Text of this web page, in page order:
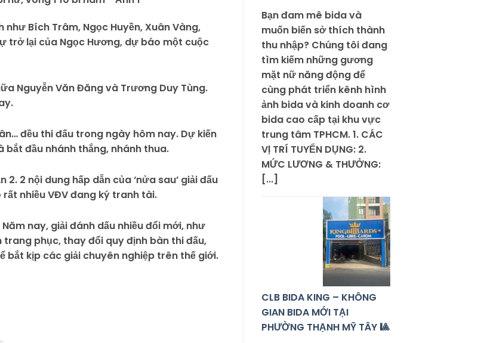
Bích Trâm, Ngọc Huyền, Xuân Vàng,
trở lại của Ngọc Hương, dự báo một cuộc
Nguyễn Văn Đăng và Trương Duy Tùng.
đều thi đấu trong ngày hôm nay. Dự kiến
bắt đầu nhánh thắng, nhánh thua.
2 nội dung hấp dẫn của ‘nửa sau’ giải đấu
nhiều VĐV đang ký tranh tài.
nay, giải đánh dấu nhiều đổi mới, như
phục, thay đổi quy định bàn thi đấu,
bắt kịp các giải chuyên nghiệp trên thế giới.
Bạn đam mê bida và
muốn biến sở thích thành
thu nhập? Chúng tôi đang
tìm kiếm những gương
mặt nữ năng động để
cùng phát triển kênh hình
ảnh bida và kinh doanh cơ
bida cao cấp tại khu vực
trung tâm TPHCM. 1. CÁC
VỊ TRÍ TUYỂN DỤNG: 2.
MỨC LƯƠNG & THƯỞNG:
[...]
CLB BIDA KING – KHÔNG
GIAN BIDA MỚI TẠI
PHƯỜNG THẠNH MỸ TÂY 🎱